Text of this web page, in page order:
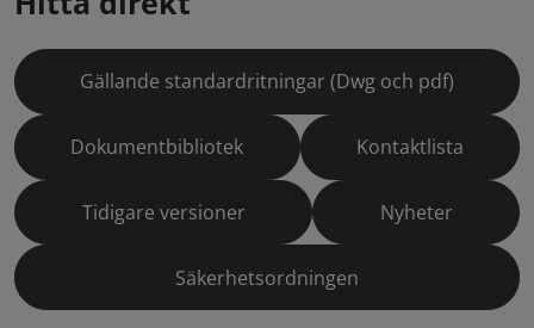
Gällande standardritningar (Dwg och pdf)
Dokumentbibliotek Kontaktlista
Tidigare versioner Nyheter
Säkerhetsordningen